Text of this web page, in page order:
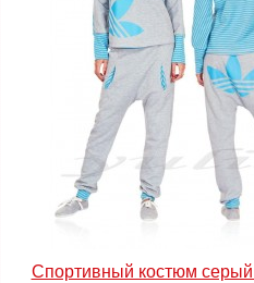
Спортивный костюм